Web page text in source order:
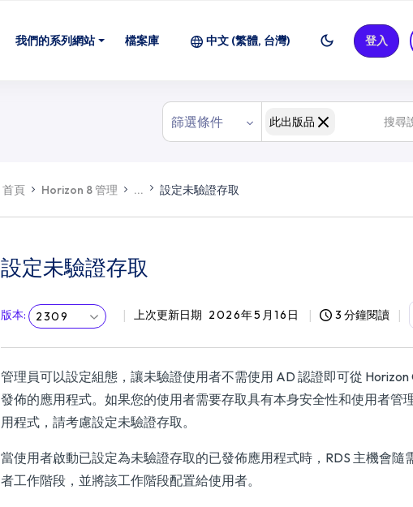
我們的系列網站 檔案庫 中文 (繁體, 台灣) 登入
篩選條件 此出版品
首頁 Horizon 8 管理 ... 設定未驗證存取
設定未驗證存取
版本: 2309 上次更新日期 2026年5月16日 3 分鐘閱讀
管理員可以設定組態，讓未驗證使用者不需使用 AD 認證即可從 Horizon
發佈的應用程式。如果您的使用者需要存取具有本身安全性和使用者管
用程式，請考慮設定未驗證存取。
當使用者啟動已設定為未驗證存取的已發佈應用程式時，RDS 主機會隨
者工作階段，並將該工作階段配置給使用者。